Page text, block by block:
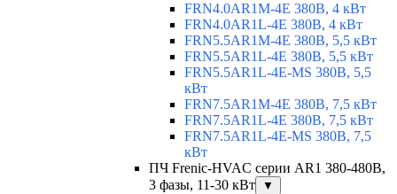
FRN4.0AR1M-4E 380В, 4 кВт
FRN4.0AR1L-4E 380В, 4 кВт
FRN5.5AR1M-4E 380В, 5,5 кВт
FRN5.5AR1L-4E 380В, 5,5 кВт
FRN5.5AR1L-4E-MS 380В, 5,5
кВт
FRN7.5AR1M-4E 380В, 7,5 кВт
FRN7.5AR1L-4E 380В, 7,5 кВт
FRN7.5AR1L-4E-MS 380В, 7,5
кВт
ПЧ Frenic-HVAC серии AR1 380-480В,
3 фазы, 11-30 кВт
▼